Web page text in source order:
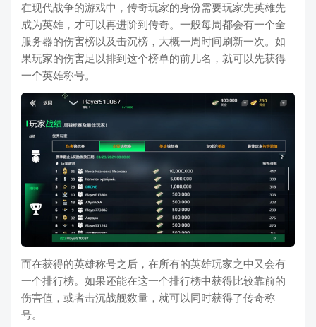
在现代战争的游戏中，传奇玩家的身份需要玩家先英雄先
成为英雄，才可以再进阶到传奇。一般每周都会有一个全
服务器的伤害榜以及击沉榜，大概一周时间刷新一次。如
果玩家的伤害足以排到这个榜单的前几名，就可以先获得
一个英雄称号。
而在获得的英雄称号之后，在所有的英雄玩家之中又会有
一个排行榜。如果还能在这一个排行榜中获得比较靠前的
伤害值，或者击沉战舰数量，就可以同时获得了传奇称
号。